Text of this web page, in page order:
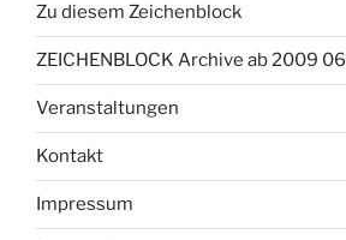
Zu diesem Zeichenblock
ZEICHENBLOCK Archive ab 2009 06
Veranstaltungen
Kontakt
Impressum